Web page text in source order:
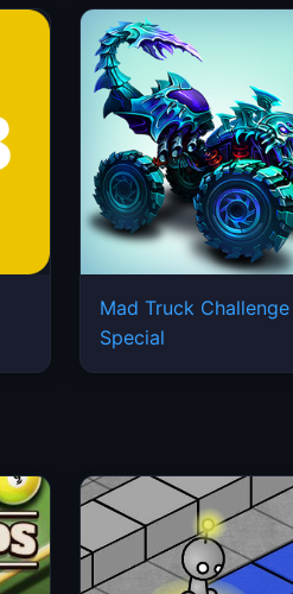
Mad Truck Challenge
Special